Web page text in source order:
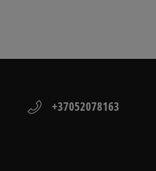
+37052078163